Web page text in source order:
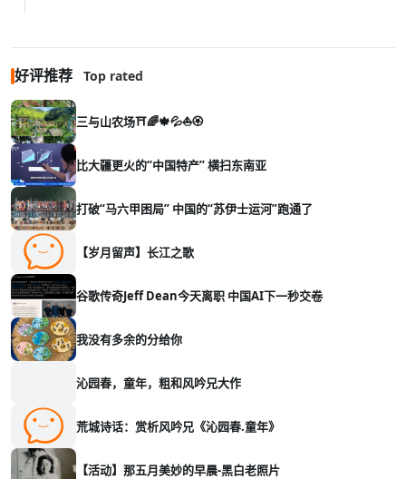
好评推荐 Top rated
三与山农场⛩️🌈🍁💦⛵🏵️
比大疆更火的“中国特产” 横扫东南亚
打破“马六甲困局” 中国的“苏伊士运河”跑通了
【岁月留声】长江之歌
谷歌传奇Jeff Dean今天离职 中国AI下一秒交卷
我没有多余的分给你
沁园春，童年，粗和风吟兄大作
荒城诗话：赏析风吟兄《沁园春.童年》
【活动】那五月美妙的早晨-黑白老照片